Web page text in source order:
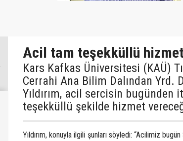
Acil tam teşekküllü
Kars Kafkas Üniversitesi (KAÜ)
Cerrahi Ana Bilim Dalından Yrd.
Yıldırım, acil sercisin bugünden
teşekküllü şekilde hizmet
Yıldırım, konuyla ilgili şunları söyledi: “Acilimiz